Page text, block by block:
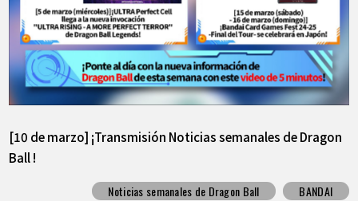
[10 de marzo] ¡Transmisión Noticias semanales de Dragon
Ball !
Noticias semanales de Dragon Ball
BANDAI